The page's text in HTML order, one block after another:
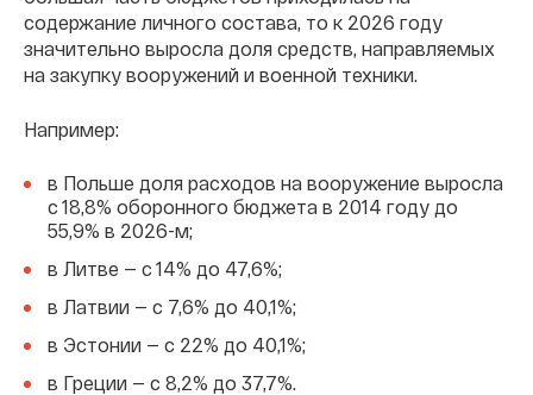
содержание личного состава, то к 2026 году
значительно выросла доля средств, направляемых
на закупку вооружений и военной техники.
Например:
в Польше доля расходов на вооружение выросла
с 18,8% оборонного бюджета в 2014 году до
55,9% в 2026-м;
в Литве — с 14% до 47,6%;
в Латвии — с 7,6% до 40,1%;
в Эстонии — с 22% до 40,1%;
в Греции — с 8,2% до 37,7%.